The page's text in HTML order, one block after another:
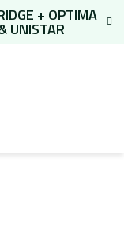
+ OPTIMA
UNISTAR